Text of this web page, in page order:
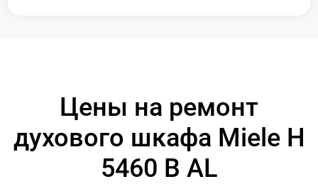
Цены на ремонт
духового шкафа Miele H
5460 B AL